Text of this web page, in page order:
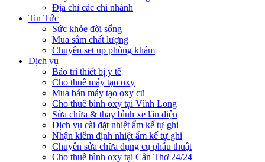
Địa chỉ các chi nhánh
Tin Tức
Sức khỏe đời sống
Mua sắm chất lượng
Chuyên set up phòng khám
Dịch vụ
Bảo trì thiết bị y tế
Cho thuê máy tạo oxy
Mua bán máy tạo oxy cũ
Cho thuê bình oxy tại Vĩnh Long
Sửa chữa & thay bình xe lăn điện
Dịch vụ cài đặt nhiệt ẩm kế tự ghi
Nhận kiểm định nhiệt ẩm kế tự ghi
Chuyên sửa chữa dụng cụ phẫu thuật
Cho thuê bình oxy tại Cần Thơ 24/24